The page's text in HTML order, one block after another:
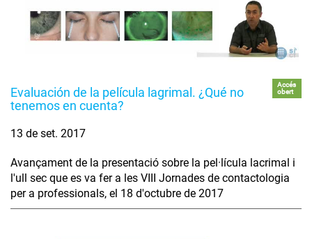
Evaluación de la película lagrimal. ¿Qué no
tenemos en cuenta?
Accés
obert
13 de set. 2017
Avançament de la presentació sobre la pel·lícula lacrimal i
l'ull sec que es va fer a les VIII Jornades de contactologia
per a professionals, el 18 d'octubre de 2017